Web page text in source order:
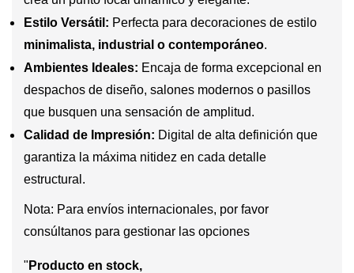
Estilo Versátil: Perfecta para decoraciones de estilo
minimalista, industrial o contemporáneo.
Ambientes Ideales: Encaja de forma excepcional en
despachos de diseño, salones modernos o pasillos
que busquen una sensación de amplitud.
Calidad de Impresión: Digital de alta definición que
garantiza la máxima nitidez en cada detalle
estructural.
Nota: Para envíos internacionales, por favor
consúltanos para gestionar las opciones
" Producto en stock,